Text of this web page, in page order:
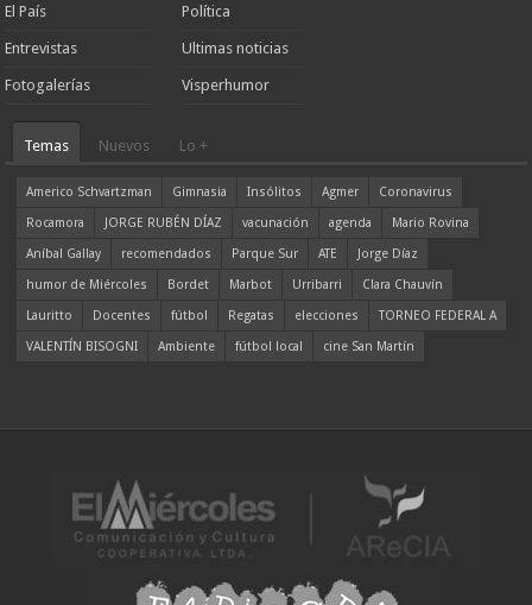
El País
Entrevistas
Fotogalerías
Política
Ultimas noticias
Visperhumor
Temas Nuevos Lo +
Americo Schvartzman Gimnasia Insólitos Agmer
Coronavirus
Rocamora
JORGE RUBÉN DÍAZ vacunación agenda
Mario Rovina
Aníbal Gallay
recomendados Parque Sur ATE
Jorge Díaz
humor de Miércoles
Bordet Marbot Urribarri
Clara Chauvín
Lauritto
Docentes fútbol Regatas elecciones
TORNEO FEDERAL A
VALENTÍN BISOGNI
Ambiente fútbol local cine San Martín